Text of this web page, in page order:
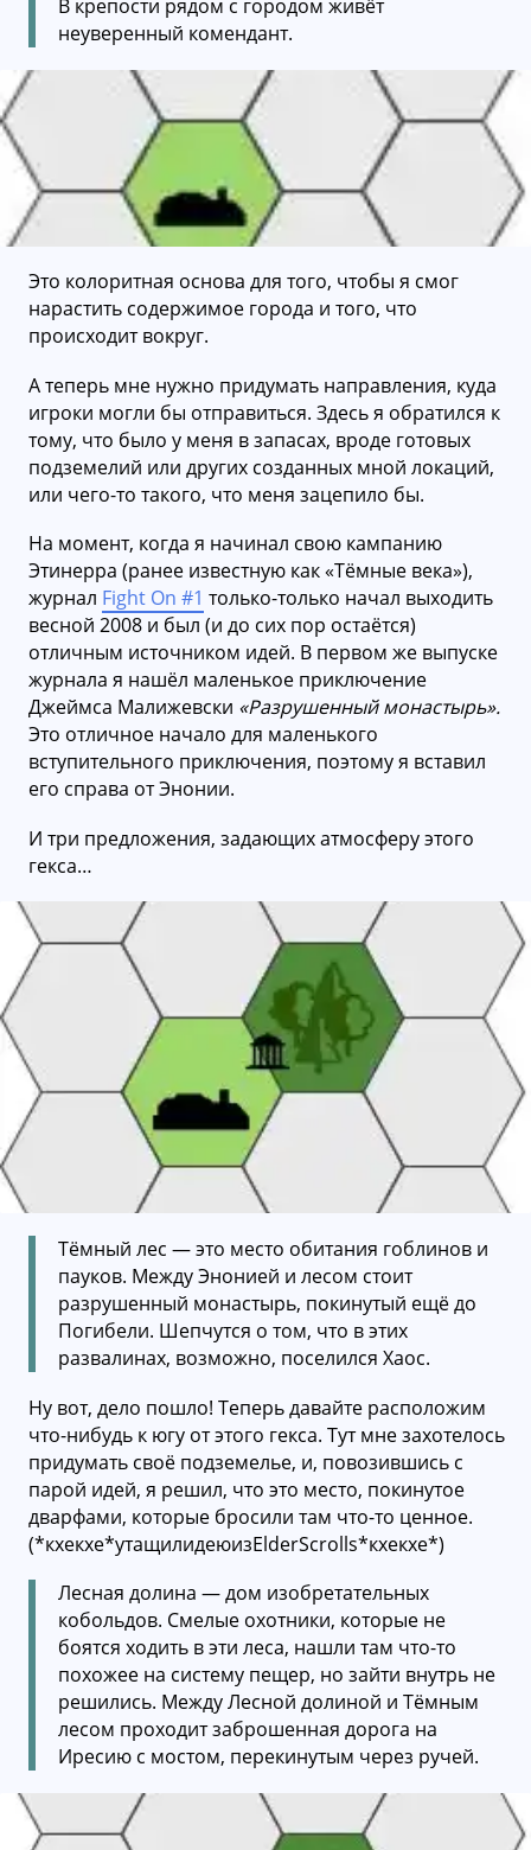
В крепости рядом с городом живёт
неуверенный комендант.
Это колоритная основа для того, чтобы я смог
нарастить содержимое города и того, что
происходит вокруг.
А теперь мне нужно придумать направления, куда
игроки могли бы отправиться. Здесь я обратился к
тому, что было у меня в запасах, вроде готовых
подземелий или других созданных мной локаций,
или чего-то такого, что меня зацепило бы.
На момент, когда я начинал свою кампанию
Этинерра (ранее известную как «Тёмные века»),
журнал Fight On #1 только-только начал выходить
весной 2008 и был (и до сих пор остаётся)
отличным источником идей. В первом же выпуске
журнала я нашёл маленькое приключение
Джеймса Малижевски «Разрушенный монастырь».
Это отличное начало для маленького
вступительного приключения, поэтому я вставил
его справа от Энонии.
И три предложения, задающих атмосферу этого
гекса…
Тёмный лес — это место обитания гоблинов и
пауков. Между Энонией и лесом стоит
разрушенный монастырь, покинутый ещё до
Погибели. Шепчутся о том, что в этих
развалинах, возможно, поселился Хаос.
Ну вот, дело пошло! Теперь давайте расположим
что-нибудь к югу от этого гекса. Тут мне захотелось
придумать своё подземелье, и, повозившись с
парой идей, я решил, что это место, покинутое
дварфами, которые бросили там что-то ценное.
(*кхекхе*утащилидеюизElderScrolls*кхекхе*)
Лесная долина — дом изобретательных
кобольдов. Смелые охотники, которые не
боятся ходить в эти леса, нашли там что-то
похожее на систему пещер, но зайти внутрь не
решились. Между Лесной долиной и Тёмным
лесом проходит заброшенная дорога на
Иресию с мостом, перекинутым через ручей.